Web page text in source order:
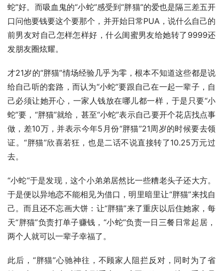
蛇”好。而吸血鬼的“小蛇”感受到“胖猫”的爱也是隔三差五开
口问他要钱要这个要那个，并开始日常PUA，说什么自己的
前男友对自己怎样怎样好，什么闺蜜男友给她转了9999还
发朋友圈炫耀。
才21岁的“胖猫”情场经验几乎为零，根本不知道这些都是说
给自己听的套路，而认为“小蛇”要跟自己在一起一辈子，自
己必须让她开心，一家人钱放在哪儿都一样，于是只要“小
蛇”要，“胖猫”就给，甚至“小蛇”表示自己要开个花店找点事
做，差10万，并表示今年5月份“胖猫”21周岁的时候要去领
证。“胖猫”欣喜若狂，也是二话不说直接转了10.25万元过
去。
“小蛇”于是发现，这个小弟弟居然比一些糟老头子还大方。
于是便以异地恋不能相见为借口，明里暗里让“胖猫”来找自
己。而且还不忘画大饼：让“胖猫”来了重庆以后住她家，每
天“胖猫”负责打单子赚钱，“小蛇”负责一日三餐日常起居，
两个人就可以一辈子幸福了。
此后，“胖猫”心驰神往，不顾家人阻拦反对，同时为了省